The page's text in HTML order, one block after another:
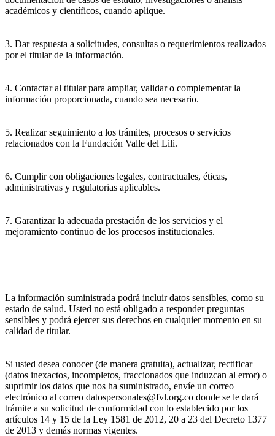
académicos y científicos, cuando aplique.
3. Dar respuesta a solicitudes, consultas o requerimientos realizados
por el titular de la información.
4. Contactar al titular para ampliar, validar o complementar la
información proporcionada, cuando sea necesario.
5. Realizar seguimiento a los trámites, procesos o servicios
relacionados con la Fundación Valle del Lili.
6. Cumplir con obligaciones legales, contractuales, éticas,
administrativas y regulatorias aplicables.
7. Garantizar la adecuada prestación de los servicios y el
mejoramiento continuo de los procesos institucionales.
La información suministrada podrá incluir datos sensibles, como su
estado de salud. Usted no está obligado a responder preguntas
sensibles y podrá ejercer sus derechos en cualquier momento en su
calidad de titular.
Si usted desea conocer (de manera gratuita), actualizar, rectificar
(datos inexactos, incompletos, fraccionados que induzcan al error) o
suprimir los datos que nos ha suministrado, envíe un correo
electrónico al correo datospersonales@fvl.org.co donde se le dará
trámite a su solicitud de conformidad con lo establecido por los
artículos 14 y 15 de la Ley 1581 de 2012, 20 a 23 del Decreto 1377
de 2013 y demás normas vigentes.